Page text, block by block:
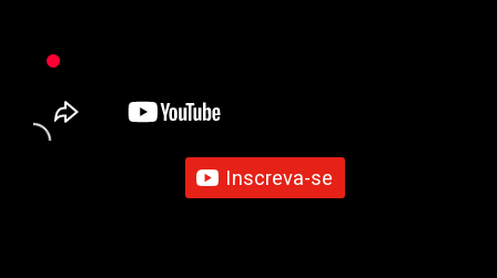
Inscreva-se